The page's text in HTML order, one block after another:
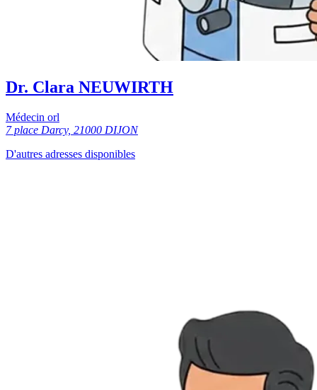
Dr. Clara NEUWIRTH
Médecin orl
7 place Darcy, 21000 DIJON
D'autres adresses disponibles